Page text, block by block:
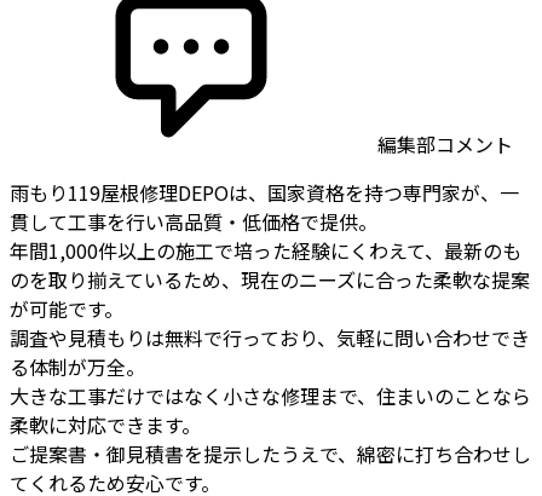
編集部コメント
雨もり119屋根修理DEPOは、国家資格を持つ専門家が、一
貫して工事を行い高品質・低価格で提供。
年間1,000件以上の施工で培った経験にくわえて、最新のも
のを取り揃えているため、現在のニーズに合った柔軟な提案
が可能です。
調査や見積もりは無料で行っており、気軽に問い合わせでき
る体制が万全。
大きな工事だけではなく小さな修理まで、住まいのことなら
柔軟に対応できます。
ご提案書・御見積書を提示したうえで、綿密に打ち合わせし
てくれるため安心です。